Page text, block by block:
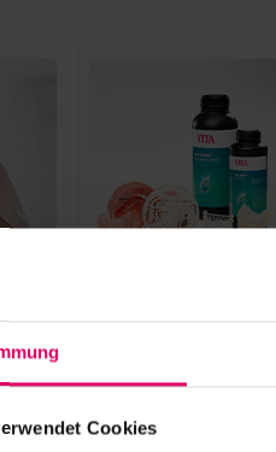
Cookies
la
Level.